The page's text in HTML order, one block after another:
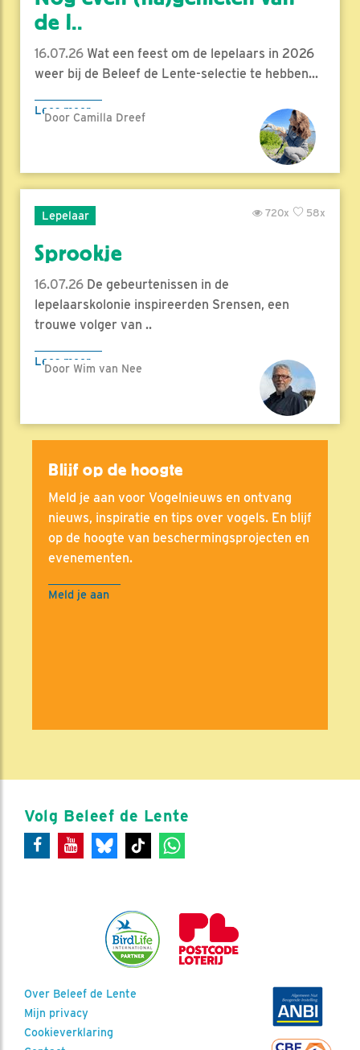
de l..
16.07.26 Wat een feest om de lepelaars in 2026
weer bij de Beleef de Lente-selectie te hebben...
Lees meer
Door Camilla Dreef
Lepelaar 58x
720x
Sprookje
16.07.26 De gebeurtenissen in de
lepelaarskolonie inspireerden Srensen, een
trouwe volger van ..
Lees meer
Door Wim van Nee
Blijf op de hoogte
Meld je aan voor Vogelnieuws en ontvang
nieuws, inspiratie en tips over vogels. En blijf
op de hoogte van beschermingsprojecten en
evenementen.
Meld je aan
Volg Beleef de Lente
Over Beleef de Lente
Mijn privacy
Cookieverklaring